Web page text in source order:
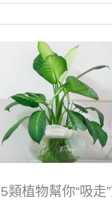
5類植物幫你“吸走